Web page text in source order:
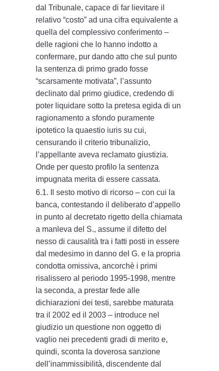
dal Tribunale, capace di far lievitare il
relativo “costo” ad una cifra equivalente a
quella del complessivo conferimento –
delle ragioni che lo hanno indotto a
confermare, pur dando atto che sul punto
la sentenza di primo grado fosse
“scarsamente motivata”, l’assunto
declinato dal primo giudice, credendo di
poter liquidare sotto la pretesa egida di un
ragionamento a sfondo puramente
ipotetico la quaestio iuris su cui,
censurando il criterio tribunalizio,
l’appellante aveva reclamato giustizia.
Onde per questo profilo la sentenza
impugnata merita di essere cassata.
6.1. Il sesto motivo di ricorso – con cui la
banca, contestando il deliberato d’appello
in punto al decretato rigetto della chiamata
a manleva del S., assume il difetto del
nesso di causalità tra i fatti posti in essere
dal medesimo in danno del G. e la propria
condotta omissiva, ancorchè i primi
risalissero al periodo 1995-1998, mentre
la seconda, a prestar fede alle
dichiarazioni dei testi, sarebbe maturata
tra il 2002 ed il 2003 – introduce nel
giudizio un questione non oggetto di
vaglio nei precedenti gradi di merito e,
quindi, sconta la doverosa sanzione
dell’inammissibilità, discendente dal